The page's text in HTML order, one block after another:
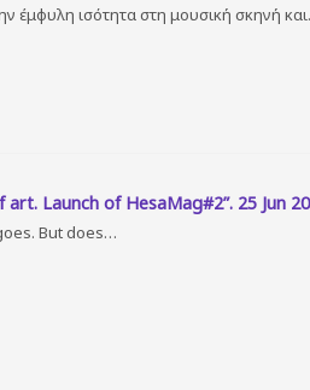
έμφυλη ισότητα στη μουσική σκηνή
Launch of HesaMag#2”. 25 Jun
But does…